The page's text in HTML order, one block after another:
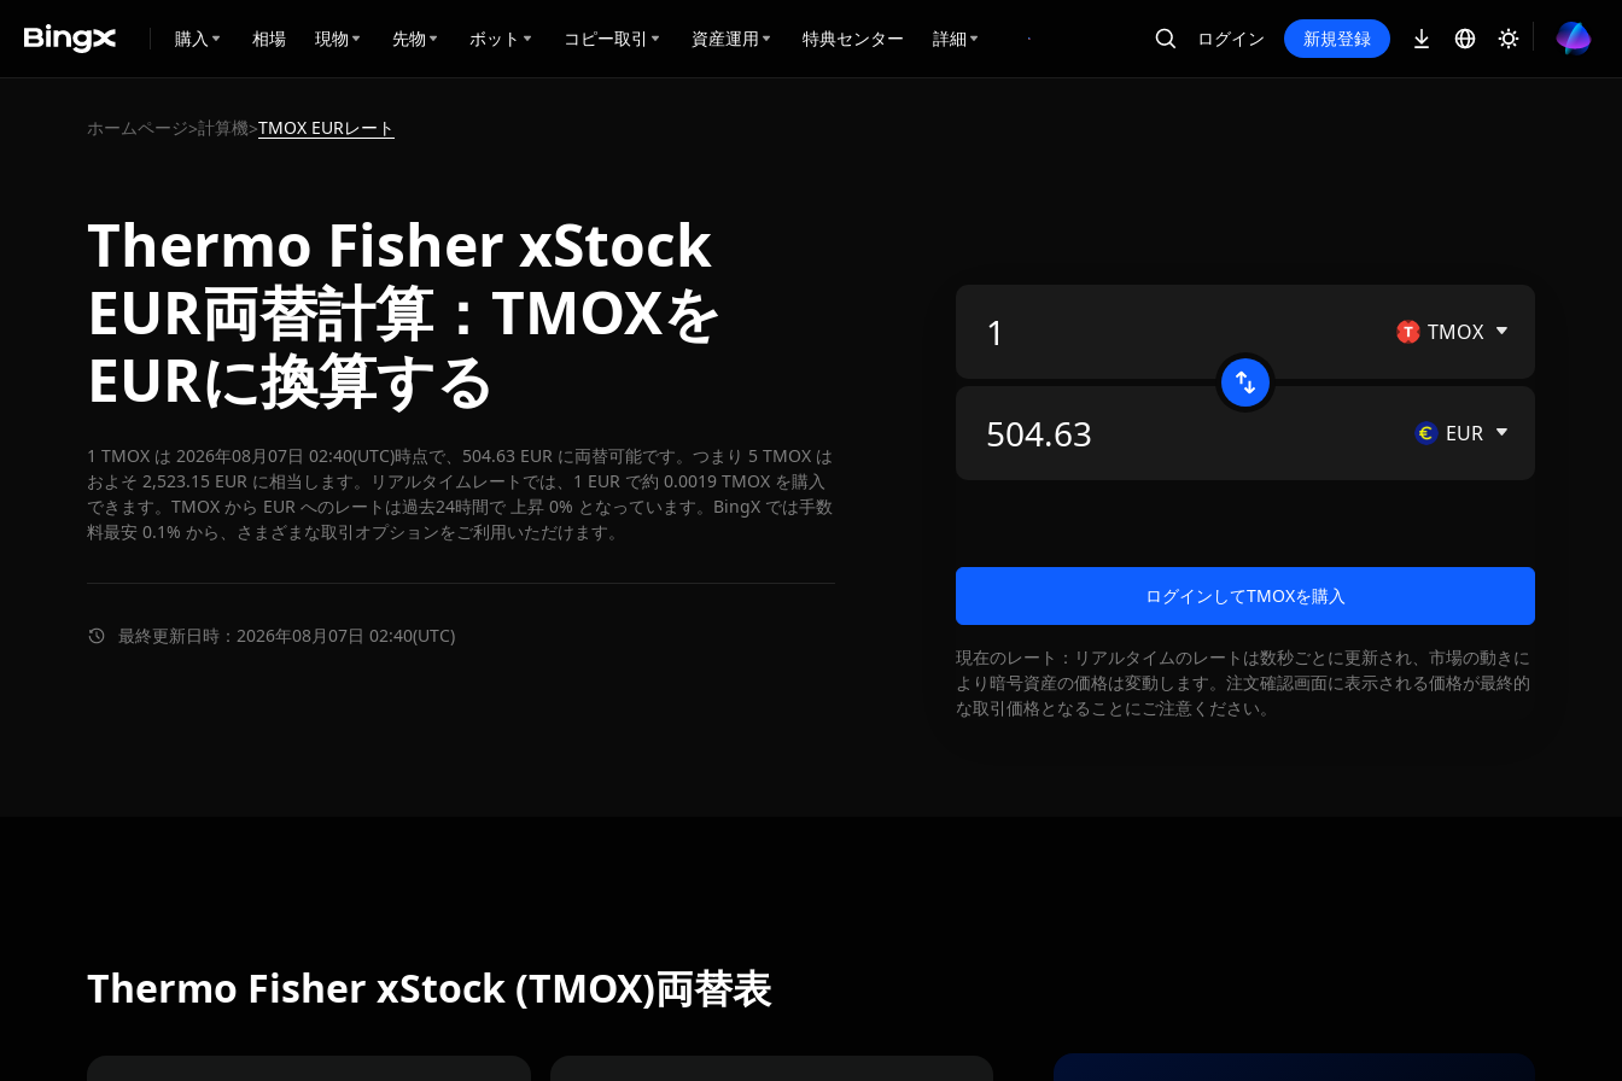
購入 相場 現物 先物 ボット コピー取引 資産運用 特典センター 詳細 ログイン 新規登録
ホームページ>計算機>TMOX EURレート
Thermo Fisher xStock
EUR両替計算：TMOXを
EURに換算する
1 TMOX は 2026年08月07日 02:40(UTC)時点で、504.63 EUR に両替可能です。つまり 5 TMOX は
およそ 2,523.15 EUR に相当します。リアルタイムレートでは、1 EUR で約 0.0019 TMOX を購入
できます。TMOX から EUR へのレートは過去24時間で 上昇 0% となっています。BingX では手数
料最安 0.1% から、さまざまな取引オプションをご利用いただけます。
最終更新日時：2026年08月07日 02:40(UTC)
TMOX
EUR
ログインしてTMOXを購入
現在のレート：リアルタイムのレートは数秒ごとに更新され、市場の動きに
より暗号資産の価格は変動します。注文確認画面に表示される価格が最終的
な取引価格となることにご注意ください。
Thermo Fisher xStock (TMOX)両替表